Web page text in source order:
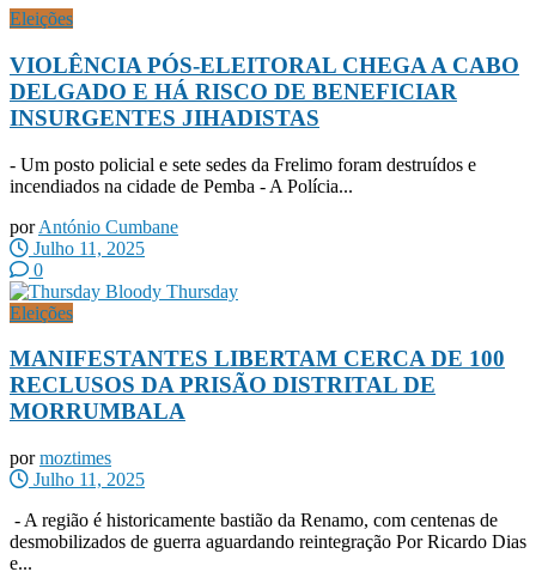
Eleições
VIOLÊNCIA PÓS-ELEITORAL CHEGA A CABO
DELGADO E HÁ RISCO DE BENEFICIAR
INSURGENTES JIHADISTAS
- Um posto policial e sete sedes da Frelimo foram destruídos e
incendiados na cidade de Pemba - A Polícia...
por António Cumbane
Julho 11, 2025
0
Eleições
MANIFESTANTES LIBERTAM CERCA DE 100
RECLUSOS DA PRISÃO DISTRITAL DE
MORRUMBALA
por moztimes
Julho 11, 2025
- A região é historicamente bastião da Renamo, com centenas de
desmobilizados de guerra aguardando reintegração Por Ricardo Dias
e...